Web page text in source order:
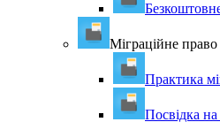
Міграційне право
Практика
Посвідка